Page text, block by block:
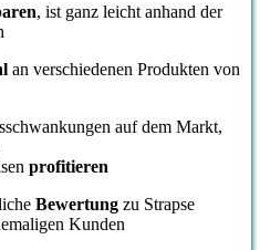
, ist ganz leicht anhand der
an verschiedenen Produkten von
auf dem Markt,
profitieren
Bewertung zu Strapse
Kunden